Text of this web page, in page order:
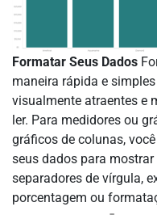
Formatar Seus Dados
maneira rápida e
visualmente atraentes e
ler. Para medidores ou
gráficos de colunas,
seus dados para
separadores de vírgula,
porcentagem ou